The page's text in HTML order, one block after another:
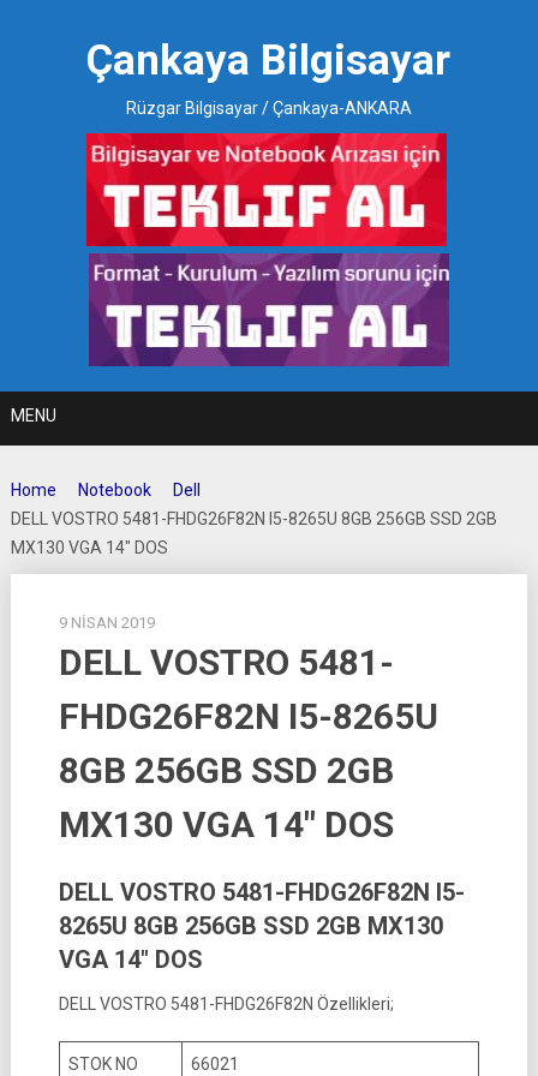
Çankaya Bilgisayar
Rüzgar Bilgisayar / Çankaya-ANKARA
MENU
Home Notebook
Dell
DELL VOSTRO 5481-FHDG26F82N I5-8265U 8GB 256GB SSD 2GB
MX130 VGA 14″ DOS
9 NISAN 2019
DELL VOSTRO 5481-
FHDG26F82N I5-8265U
8GB 256GB SSD 2GB
MX130 VGA 14″ DOS
DELL VOSTRO 5481-FHDG26F82N I5-
8265U 8GB 256GB SSD 2GB MX130
VGA 14″ DOS
DELL VOSTRO 5481-FHDG26F82N Özellikleri;
STOK NO 66021